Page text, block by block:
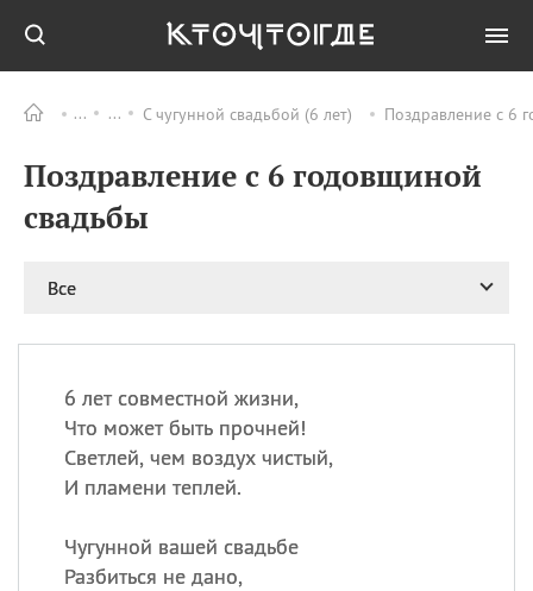
С чугунной свадьбой (6 лет) Поздравление с 6
Поздравление с 6 годовщиной
свадьбы
Все
6 лет совместной жизни,
Что может быть прочней!
Светлей, чем воздух чистый,
И пламени теплей.
Чугунной вашей свадьбе
Разбиться не дано,
ПРАЗДНИКИ Все
09.08 День памяти
великомученика и
Николая Чудотворца
11.08 День полета на
11.08
телевидения
ИМЕНА